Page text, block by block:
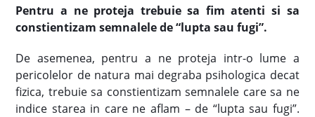
Pentru a ne proteja trebuie sa fim atenti si sa
constientizam semnalele de “lupta sau fugi”.
De asemenea, pentru a ne proteja intr-o lume a
pericolelor de natura mai degraba psihologica decat
fizica, trebuie sa constientizam semnalele care sa ne
indice starea in care ne aflam – de “lupta sau fugi”.